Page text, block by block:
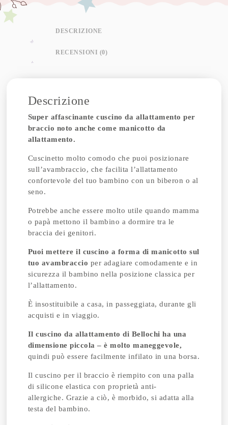
DESCRIZIONE
RECENSIONI (0)
Descrizione
Super affascinante cuscino da allattamento per
braccio noto anche come manicotto da
allattamento.
Cuscinetto molto comodo che puoi posizionare
sull’avambraccio, che facilita l’allattamento
confortevole del tuo bambino con un biberon o al
seno.
Potrebbe anche essere molto utile quando mamma
o papà mettono il bambino a dormire tra le
braccia dei genitori.
Puoi mettere il cuscino a forma di manicotto sul
tuo avambraccio per adagiare comodamente e in
sicurezza il bambino nella posizione classica per
l’allattamento.
È insostituibile a casa, in passeggiata, durante gli
acquisti e in viaggio.
Il cuscino da allattamento di Bellochi ha una
dimensione piccola – è molto maneggevole,
quindi può essere facilmente infilato in una borsa.
Il cuscino per il braccio è riempito con una palla
di silicone elastica con proprietà anti-
allergiche. Grazie a ciò, è morbido, si adatta alla
testa del bambino.